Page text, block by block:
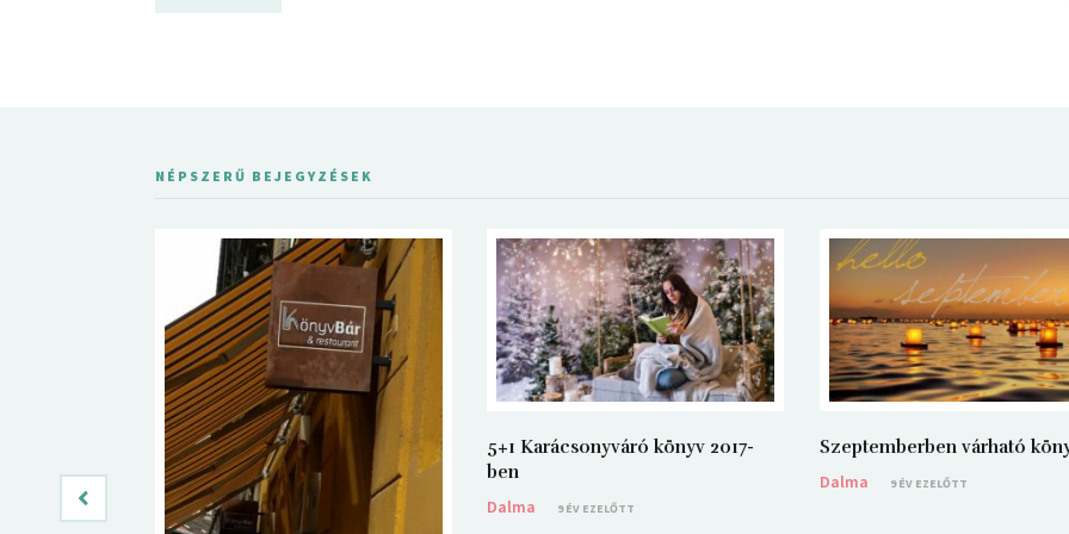
NÉPSZERŰ BEJEGYZÉSEK
5+1 Karácsonyváró könyv 2017-
ben
Dalma
9 ÉV EZELŐTT
Szeptemberben várható
Dalma
9 ÉV EZELŐTT